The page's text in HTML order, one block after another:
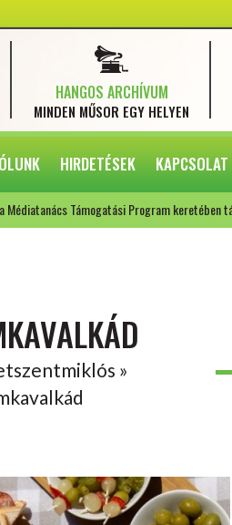
HANGOS ARCHÍVUM
MINDEN MŰSOR EGY HELYEN
HIRDETÉSEK KAPCSOLAT
Támogatási Program keretében
»